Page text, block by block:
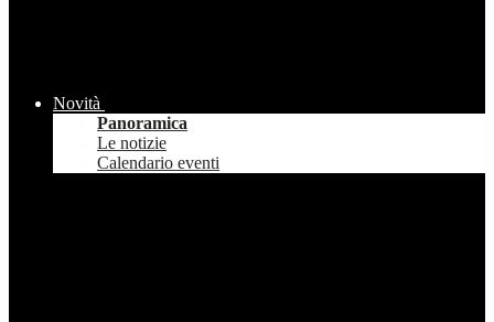
Novità
Panoramica
Le notizie
Calendario eventi